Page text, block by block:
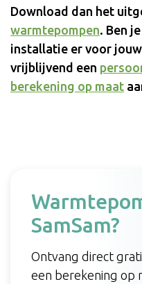
Download dan het
warmtepompen. Ben
installatie er voor
vrijblijvend een
berekening op maat
SamSam?
Ontvang direct
een berekening op